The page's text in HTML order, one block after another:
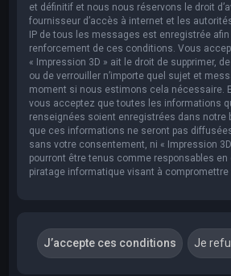
et définitif et nous nous réservons le droit
fournisseur d’accès à internet et les
IP de tous les messages est enregistrée afin
renforcement de ces conditions. Vous
« Impression 3D » ait le droit de supprimer,
ou de verrouiller n’importe quel sujet et
moment si nous estimons cela nécessaire.
vous acceptez que toutes les informations
renseignées soient enregistrées dans notre
que ces informations ne seront pas
sans votre consentement, ni « Impression
pourront être tenus comme responsables
piratage informatique visant à compromettre